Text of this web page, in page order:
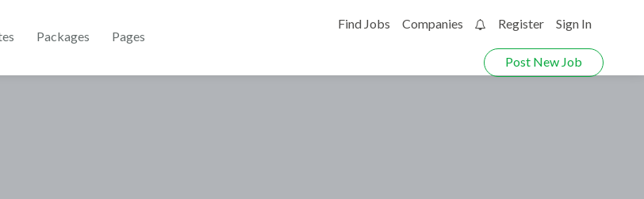
Packages Pages
Find Jobs Companies Register Sign In
Post New Job